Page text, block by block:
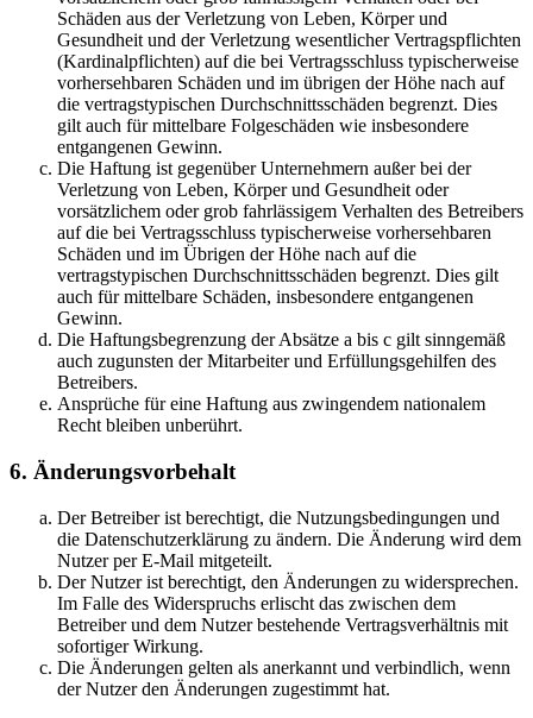
Schäden aus der Verletzung von Leben, Körper und
Gesundheit und der Verletzung wesentlicher Vertragspflichten
(Kardinalpflichten) auf die bei Vertragsschluss typischerweise
vorhersehbaren Schäden und im übrigen der Höhe nach auf
die vertragstypischen Durchschnittsschäden begrenzt. Dies
gilt auch für mittelbare Folgeschäden wie insbesondere
entgangenen Gewinn.
Die Haftung ist gegenüber Unternehmern außer bei der
Verletzung von Leben, Körper und Gesundheit oder
vorsätzlichem oder grob fahrlässigem Verhalten des Betreibers
auf die bei Vertragsschluss typischerweise vorhersehbaren
Schäden und im Übrigen der Höhe nach auf die
vertragstypischen Durchschnittsschäden begrenzt. Dies gilt
auch für mittelbare Schäden, insbesondere entgangenen
Gewinn.
Die Haftungsbegrenzung der Absätze a bis c gilt sinngemäß
auch zugunsten der Mitarbeiter und Erfüllungsgehilfen des
Betreibers.
Ansprüche für eine Haftung aus zwingendem nationalem
Recht bleiben unberührt.
6. Änderungsvorbehalt
Der Betreiber ist berechtigt, die Nutzungsbedingungen und
die Datenschutzerklärung zu ändern. Die Änderung wird dem
Nutzer per E-Mail mitgeteilt.
Der Nutzer ist berechtigt, den Änderungen zu widersprechen.
Im Falle des Widerspruchs erlischt das zwischen dem
Betreiber und dem Nutzer bestehende Vertragsverhältnis mit
sofortiger Wirkung.
Die Änderungen gelten als anerkannt und verbindlich, wenn
der Nutzer den Änderungen zugestimmt hat.